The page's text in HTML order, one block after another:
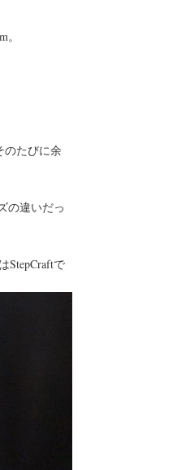
のたびに余
の違いだっ
StepCraftで